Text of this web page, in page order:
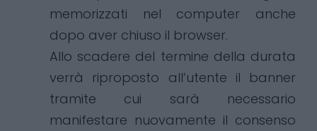
memorizzati nel computer anche
dopo aver chiuso il browser.
Allo scadere del termine della durata
verrà riproposto all’utente il banner
tramite cui sarà necessario
manifestare nuovamente il consenso